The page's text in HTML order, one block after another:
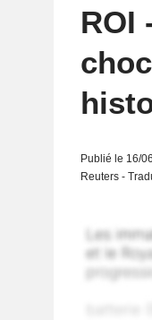
ROI
Publié le 16/
Reuters -